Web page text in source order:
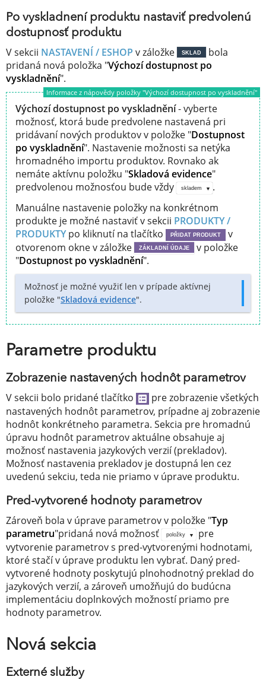
Po vyskladnení produktu nastaviť predvolenú
dostupnosť produktu
V sekcii NASTAVENÍ / ESHOP v záložke SKLAD
bola
pridaná nová položka "Výchozí dostupnost po
vyskladnění".
Informace z nápovědy položky "Výchozí dostupnost po vyskladnění"
Výchozí dostupnost po vyskladnění- vyberte
možnosť, ktorá bude predvolene nastavená pri
pridávaní nových produktov v položke "Dostupnost
po vyskladnění". Nastavenie možnosti sa netýka
hromadného importu produktov. Rovnako ak
nemáte aktívnu položku "Skladová evidence"
predvolenou možnosťou bude vždy
skladem
.
Manuálne nastavenie položky na konkrétnom
produkte je možné nastaviť v sekcii PRODUKTY /
PRODUKTYpo kliknutí na tlačítko PŘIDAT PRODUKT
v
otvorenom okne v záložke
ZÁKLADNÍ ÚDAJE
v položke
"Dostupnost po vyskladnění".
Možnosť je možné využiť len v prípade aktívnej
položke "Skladová evidence".
Parametre produktu
Zobrazenie nastavených hodnôt parametrov
V sekcii bolo pridané tlačítko
pre zobrazenie všetkých
nastavených hodnôt parametrov, prípadne aj zobrazenie
hodnôt konkrétneho parametra. Sekcia pre hromadnú
úpravu hodnôt parametrov aktuálne obsahuje aj
možnosť nastavenia jazykových verzií (prekladov).
Možnosť nastavenia prekladov je dostupná len cez
uvedenú sekciu, teda nie priamo v úprave produktu.
Pred-vytvorené hodnoty parametrov
Zároveň bola v úprave parametrov v položke "Typ
parametru"pridaná nová možnosť položky
pre
vytvorenie parametrov s pred-vytvorenými hodnotami,
ktoré stačí v úprave produktu len vybrať. Daný pred-
vytvorené hodnoty poskytujú plnohodnotný preklad do
jazykových verzií, a zároveň umožňujú do budúcna
implementáciu doplnkových možností priamo pre
hodnoty parametrov.
Nová sekcia
Externé služby